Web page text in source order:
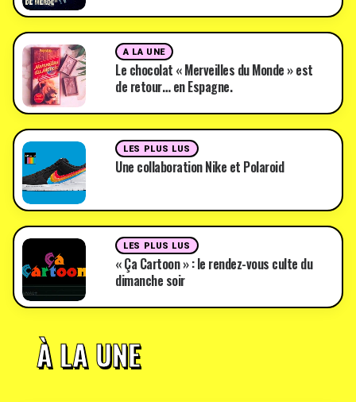
A LA UNE
Le chocolat « Merveilles du Monde » est
de retour… en Espagne.
LES PLUS LUS
Une collaboration Nike et Polaroid
LES PLUS LUS
« Ça Cartoon » : le rendez-vous culte du
dimanche soir
À LA UNE